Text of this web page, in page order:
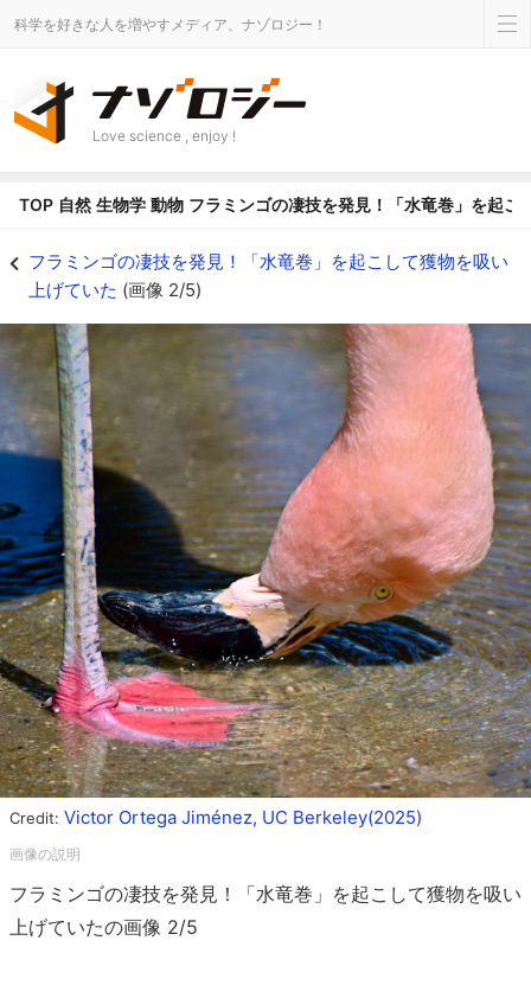
科学を好きな人を増やすメディア、ナゾロジー！
Love science , enjoy !
TOP 自然 生物学 動物 フラミンゴの凄技を発見！「水竜巻」を起こ
フラミンゴの凄技を発見！「水竜巻」を起こして獲物を吸い
上げていた (画像 2/5)
Credit: Victor Ortega Jiménez, UC Berkeley(2025)
フラミンゴの凄技を発見！「水竜巻」を起こして獲物を吸い
上げていたの画像 2/5